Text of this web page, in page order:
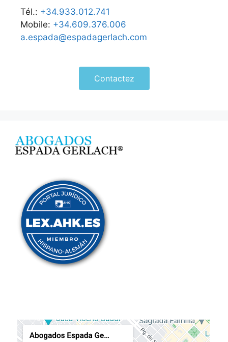
Tél.: +34.933.012.741
Mobile: +34.609.376.006
a.espada@espadagerlach.com
Contactez